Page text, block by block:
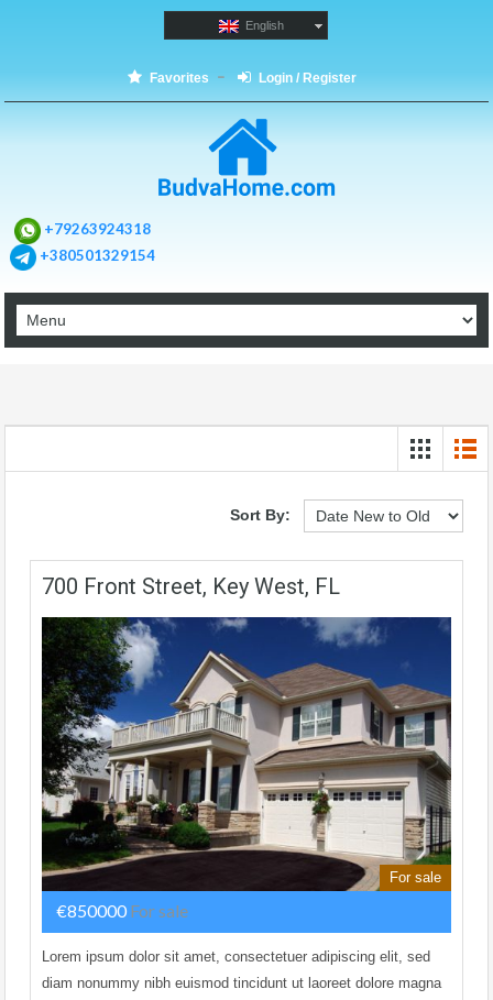
English
Favorites Login / Register
+79263924318
+380501329154
Sort By:
700 Front Street, Key West, FL
For sale
€850000 For sale
Lorem ipsum dolor sit amet, consectetuer adipiscing elit, sed
diam nonummy nibh euismod tincidunt ut laoreet dolore magna